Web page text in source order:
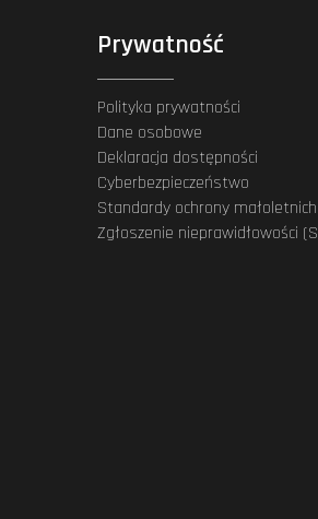
Prywatność
Polityka prywatności
Dane osobowe
Deklaracja dostępności
Cyberbezpieczeństwo
Standardy ochrony
Zgłoszenie nieprawidłowości